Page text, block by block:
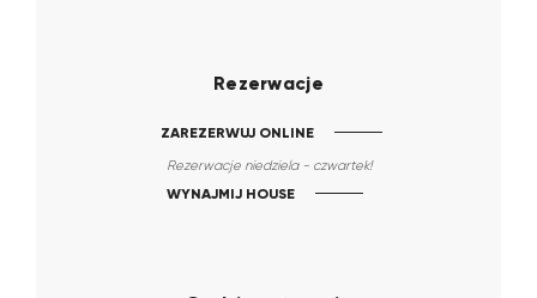
Rezerwacje
ZAREZERWUJ ONLINE
Rezerwacje niedziela - czwartek!
WYNAJMIJ HOUSE